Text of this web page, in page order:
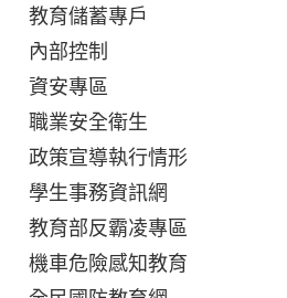
教育儲蓄專戶
內部控制
資安專區
職業安全衛生
政策宣導執行情形
學生事務資訊網
教育部反霸凌專區
機車危險感知教育